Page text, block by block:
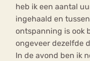
heb ik een aantal
ingehaald en
ontspanning is ook
ongeveer dezelfde
In de avond ben ik